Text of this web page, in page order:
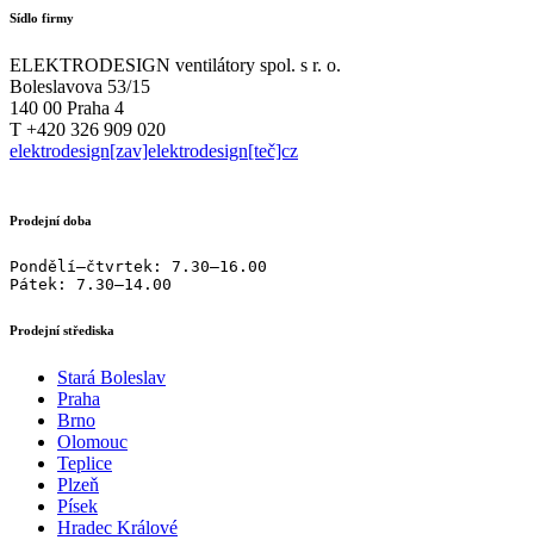
Sídlo firmy
ELEKTRODESIGN ventilátory spol. s r. o.
Boleslavova 53/15
140 00 Praha 4
T +420 326 909 020
elektrodesign[zav]elektrodesign[teč]cz
Prodejní doba
Pondělí–čtvrtek: 7.30–16.00
Pátek: 7.30–14.00
Prodejní střediska
Stará Boleslav
Praha
Brno
Olomouc
Teplice
Plzeň
Písek
Hradec Králové